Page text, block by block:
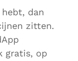
dan
zitten.
gratis, op